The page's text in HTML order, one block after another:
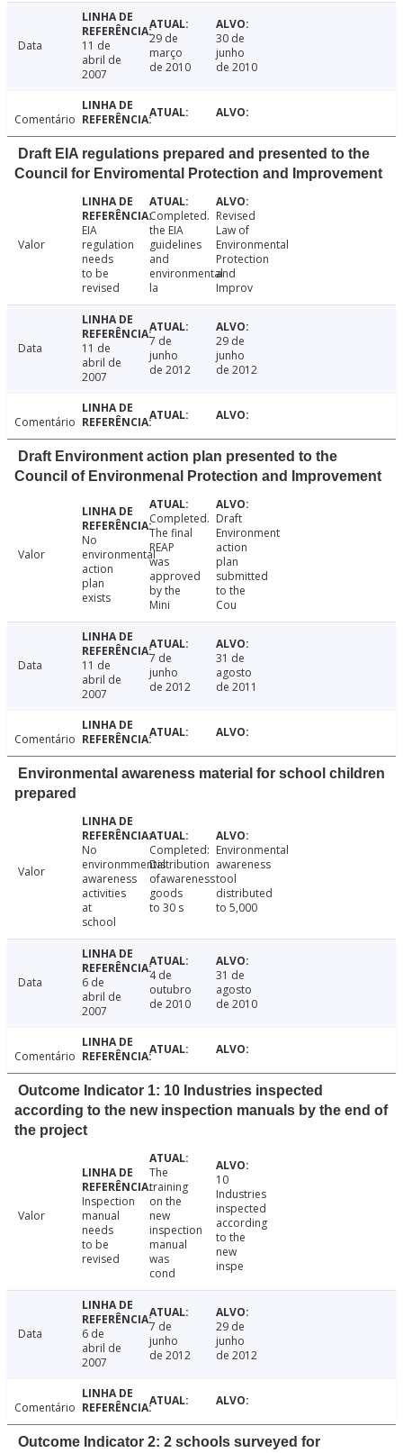
Data
11 de
abril de
2007
29 de
março
de 2010
30 de
junho
de 2010
Comentário
Draft EIA regulations prepared and presented to the
Council for Enviromental Protection and Improvement
Valor
EIA
regulation
needs
to be
revised
Completed.
the EIA
guidelines
and
environmental
la
Revised
Law of
Environmental
Protection
and
Improv
Data
11 de
abril de
2007
7 de
junho
de 2012
29 de
junho
de 2012
Comentário
Draft Environment action plan presented to the
Council of Environmenal Protection and Improvement
Valor
No
environmental
action
plan
exists
Completed.
The final
REAP
was
approved
by the
Mini
Draft
Environment
action
plan
submitted
to the
Cou
Data
11 de
abril de
2007
7 de
junho
de 2012
31 de
agosto
de 2011
Comentário
Environmental awareness material for school children
prepared
Valor
No
environmmental
awareness
activities
at
school
Completed:
Distribution
ofawareness
goods
to 30 s
Environmental
awareness
tool
distributed
to 5,000
Data
6 de
abril de
2007
4 de
outubro
de 2010
31 de
agosto
de 2010
Comentário
Outcome Indicator 1: 10 Industries inspected
according to the new inspection manuals by the end of
the project
Valor
Inspection
manual
needs
to be
revised
The
training
on the
new
inspection
manual
was
cond
10
Industries
inspected
according
to the
new
inspe
Data
6 de
abril de
2007
7 de
junho
de 2012
29 de
junho
de 2012
Comentário
Outcome Indicator 2: 2 schools surveyed for